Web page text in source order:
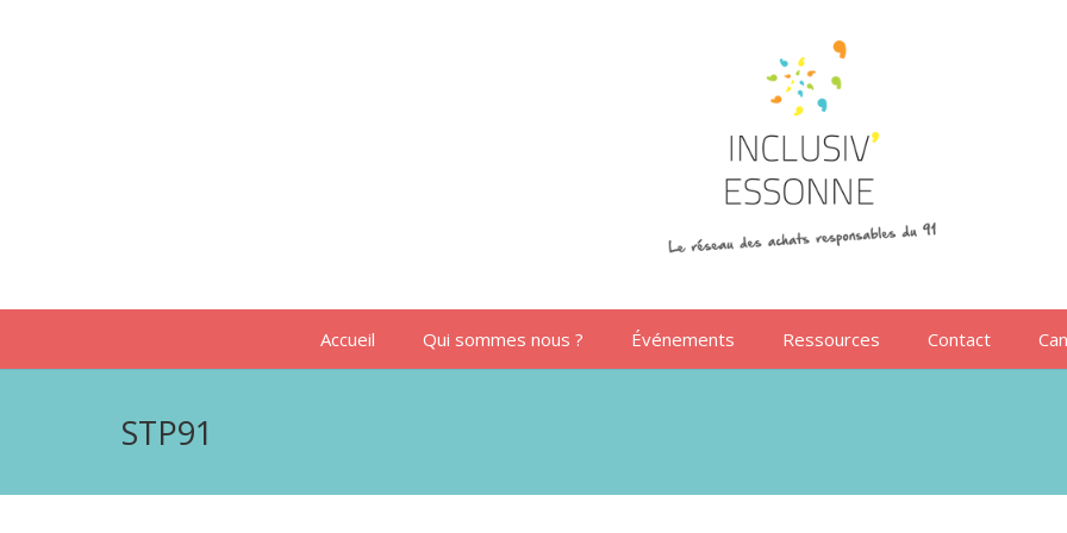
Accueil Qui sommes nous ? Événements Ressources Contact
STP91